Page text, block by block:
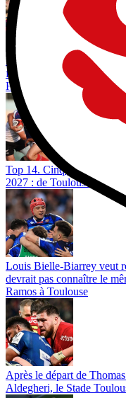
Après l’intérêt pour Régis
faire un choix fort au
Henri Colombe ?
Top 14. Cinq jeunes
2027 : de Toulouse à
Louis Bielle-Biarrey veut
devrait pas connaître le
Ramos à Toulouse
Après le départ de
Aldegheri, le Stade